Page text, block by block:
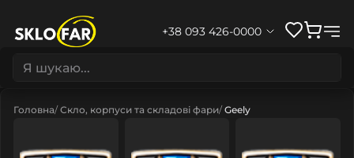
+38 093 426-0000
Головна Скло, корпуси та складові фари Geely